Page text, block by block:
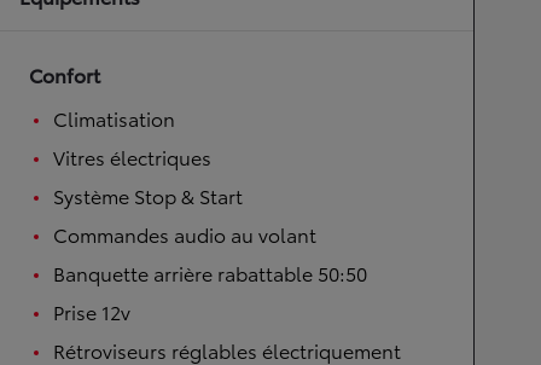
Confort
Climatisation
Vitres électriques
Système Stop & Start
Commandes audio au volant
Banquette arrière rabattable 50:50
Prise 12v
Rétroviseurs réglables électriquement